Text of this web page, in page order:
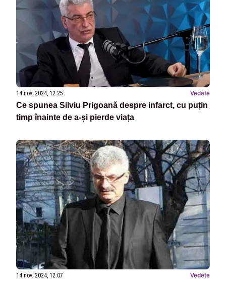
14 nov. 2024, 12:25 Vedete
Ce spunea Silviu Prigoană despre infarct, cu puțin
timp înainte de a-și pierde viața
14 nov. 2024, 12:07 Vedete